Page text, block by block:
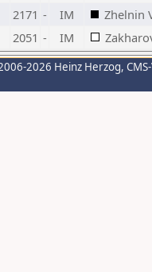
2171 - IM
Zhelnin
2051 - IM
2026 Heinz Herzog,